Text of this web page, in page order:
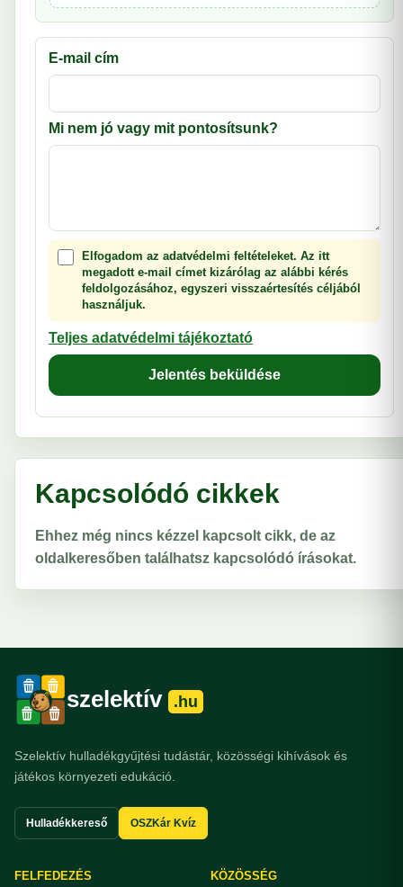
E-mail cím
Mi nem jó vagy mit pontosítsunk?
Elfogadom az adatvédelmi feltételeket. Az itt
megadott e-mail címet kizárólag az alábbi kérés
feldolgozásához, egyszeri visszaértesítés céljából
használjuk.
Teljes adatvédelmi tájékoztató
Jelentés beküldése
Kapcsolódó cikkek
Ehhez még nincs kézzel kapcsolt cikk, de az
oldalkeresőben találhatsz kapcsolódó írásokat.
szelektív .hu
Szelektív hulladékgyűjtési tudástár, közösségi kihívások és
játékos környezeti edukáció.
Hulladékkereső OSZKár Kvíz
FELFEDEZÉS KÖZÖSSÉG